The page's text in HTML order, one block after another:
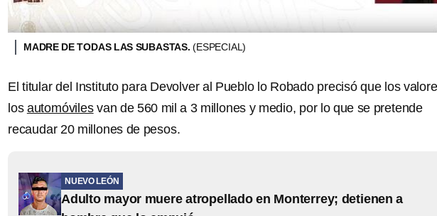
MADRE DE TODAS LAS SUBASTAS.(ESPECIAL)
El titular del Instituto para Devolver al Pueblo lo Robado precisó que los
los automóvilesvan de 560 mil a 3 millones y medio, por lo que se pretende
recaudar 20 millones de pesos.
NUEVO LEÓN
Adulto mayor muere atropellado en Monterrey; detienen a